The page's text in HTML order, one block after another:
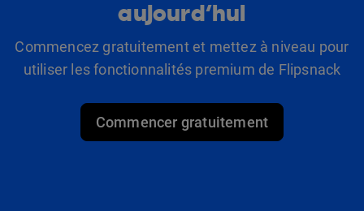
aujourd’hui
Commencez gratuitement et mettez à niveau pour
utiliser les fonctionnalités premium de Flipsnack
Commencer gratuitement